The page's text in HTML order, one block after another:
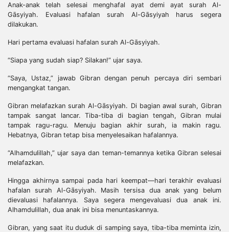
Anak-anak telah selesai menghafal ayat demi ayat surah Al-
Gāsyiyah. Evaluasi hafalan surah Al-Gāsyiyah harus segera
dilakukan.
Hari pertama evaluasi hafalan surah Al-Gāsyiyah.
“Siapa yang sudah siap? Silakan!” ujar saya.
“Saya, Ustaz,” jawab Gibran dengan penuh percaya diri sembari
mengangkat tangan.
Gibran melafazkan surah Al-Gāsyiyah. Di bagian awal surah, Gibran
tampak sangat lancar. Tiba-tiba di bagian tengah, Gibran mulai
tampak ragu-ragu. Menuju bagian akhir surah, ia makin ragu.
Hebatnya, Gibran tetap bisa menyelesaikan hafalannya.
“Alhamdulillah,” ujar saya dan teman-temannya ketika Gibran selesai
melafazkan.
Hingga akhirnya sampai pada hari keempat—hari terakhir evaluasi
hafalan surah Al-Gāsyiyah. Masih tersisa dua anak yang belum
dievaluasi hafalannya. Saya segera mengevaluasi dua anak ini.
Alhamdulillah, dua anak ini bisa menuntaskannya.
Gibran, yang saat itu duduk di samping saya, tiba-tiba meminta izin,